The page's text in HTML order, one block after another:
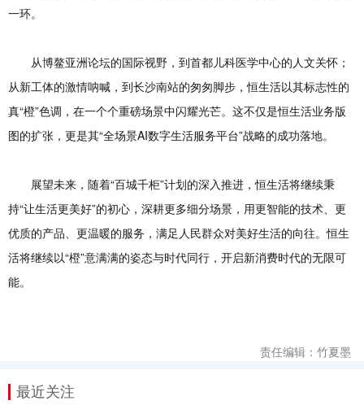
一环。
从博鳌亚洲论坛的国际视野，到首都儿科医学中心的人文关怀；
从新工体的激情呐喊，到长沙南站的匆匆脚步，恒生活以其标志性的
真“橙”色调，在一个个重磅场景中闪耀光芒。这不仅是恒生活业务版
图的扩张，更是其“全场景AI数字生活服务平台”战略的成功落地。
展望未来，随着“百城千柜”计划的深入推进，恒生活将继续秉
持“让生活更美好”的初心，深耕更多细分场景，用更智能的技术、更
优质的产品、更温暖的服务，满足人民群众对美好生活的向往。恒生
活将继续以“橙”意满满的姿态与时代同行，开启新消费时代的无限可
能。
责任编辑：竹夏墨
最近关注